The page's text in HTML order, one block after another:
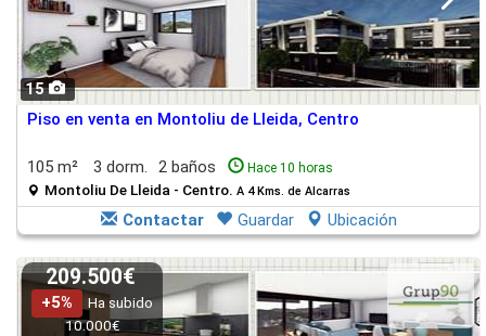
15
Piso en venta en Montoliu de Lleida, Centro
105 m² 3 dorm. 2 baños Hace 10 horas
Montoliu De Lleida - Centro. A 4 Kms. de Alcarras
Contactar Guardar Ubicación
209.500€
+5%
Ha subido
10.000€